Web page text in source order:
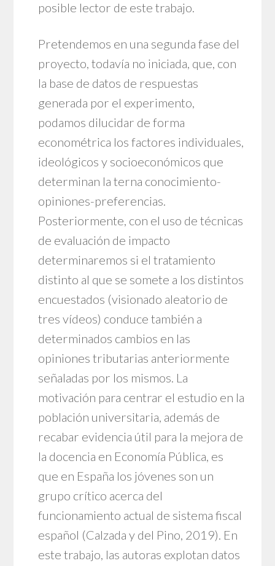
posible lector de este trabajo.
Pretendemos en una segunda fase del
proyecto, todavía no iniciada, que, con
la base de datos de respuestas
generada por el experimento,
podamos dilucidar de forma
econométrica los factores individuales,
ideológicos y socioeconómicos que
determinan la terna conocimiento-
opiniones-preferencias.
Posteriormente, con el uso de técnicas
de evaluación de impacto
determinaremos si el tratamiento
distinto al que se somete a los distintos
encuestados (visionado aleatorio de
tres vídeos) conduce también a
determinados cambios en las
opiniones tributarias anteriormente
señaladas por los mismos. La
motivación para centrar el estudio en la
población universitaria, además de
recabar evidencia útil para la mejora de
la docencia en Economía Pública, es
que en España los jóvenes son un
grupo crítico acerca del
funcionamiento actual de sistema fiscal
español (Calzada y del Pino, 2019). En
este trabajo, las autoras explotan datos